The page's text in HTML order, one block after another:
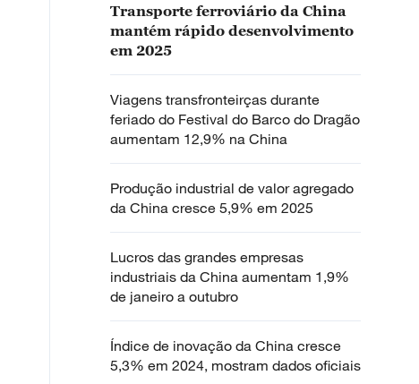
Transporte ferroviário da China
mantém rápido desenvolvimento
em 2025
Viagens transfronteirças durante
feriado do Festival do Barco do Dragão
aumentam 12,9% na China
Produção industrial de valor agregado
da China cresce 5,9% em 2025
Lucros das grandes empresas
industriais da China aumentam 1,9%
de janeiro a outubro
Índice de inovação da China cresce
5,3% em 2024, mostram dados oficiais